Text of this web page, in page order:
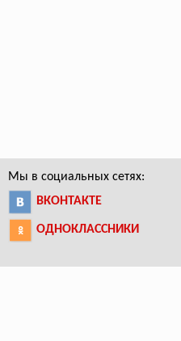
Мы в социальных сетях:
ВКОНТАКТЕ
ОДНОКЛАССНИКИ